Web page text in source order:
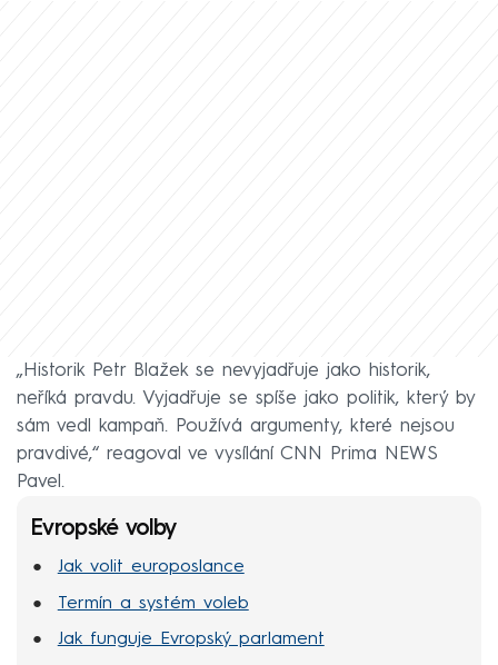
„Historik Petr Blažek se nevyjadřuje jako historik,
neříká pravdu. Vyjadřuje se spíše jako politik, který by
sám vedl kampaň. Používá argumenty, které nejsou
pravdivé,“ reagoval ve vysílání CNN Prima NEWS
Pavel.
Evropské volby
Jak volit europoslance
Termín a systém voleb
Jak funguje Evropský parlament